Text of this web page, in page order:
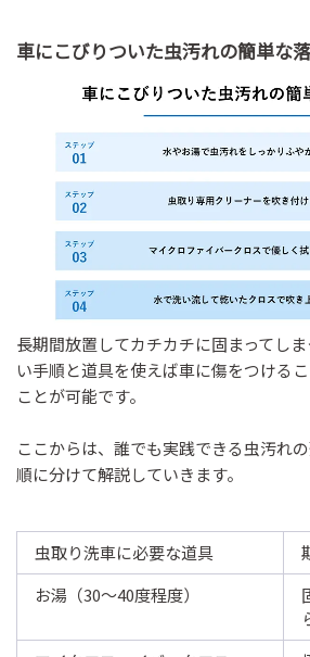
車にこびりついた虫汚れの簡単な
長期間放置してカチカチに固まってし
い手順と道具を使えば車に傷をつける
ことが可能です。
ここからは、誰でも実践できる虫汚れ
順に分けて解説していきます。
虫取り洗車に必要な道具
お湯（30〜40度程度）